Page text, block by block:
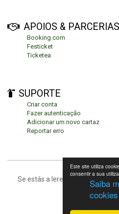
Este site utiliza
consentir a sua
Saiba
cookies
APOIOS &
Booking.com
Festicket
Ticketea
SUPORTE
Criar conta
Fazer autenticação
Adicionar um novo cartaz
Reportar erro
Se estás a leres isto, significa